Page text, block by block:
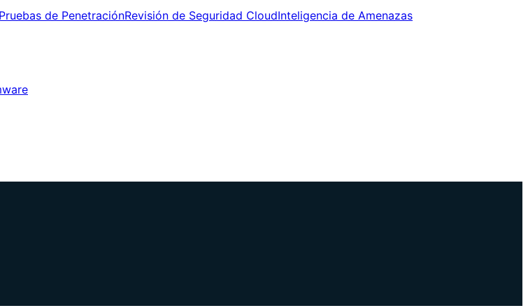
Pruebas de PenetraciónRevisión de Seguridad CloudInteligencia de Amenazas